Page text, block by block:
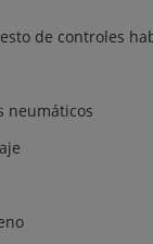
de controles
neumáticos